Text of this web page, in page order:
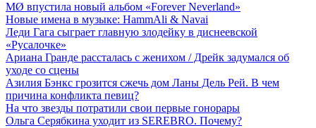
MØ впустила новый альбом «Forever Neverland»
Новые имена в музыке: HammAli & Navai
Леди Гага сыграет главную злодейку в диснеевской
«Русалочке»
Ариана Гранде рассталась с женихом / Дрейк задумался об
уходе со сцены
Азилия Бэнкс грозится сжечь дом Ланы Дель Рей. В чем
причина конфликта певиц?
На что звезды потратили свои первые гонорары
Ольга Серябкина уходит из SEREBRO. Почему?